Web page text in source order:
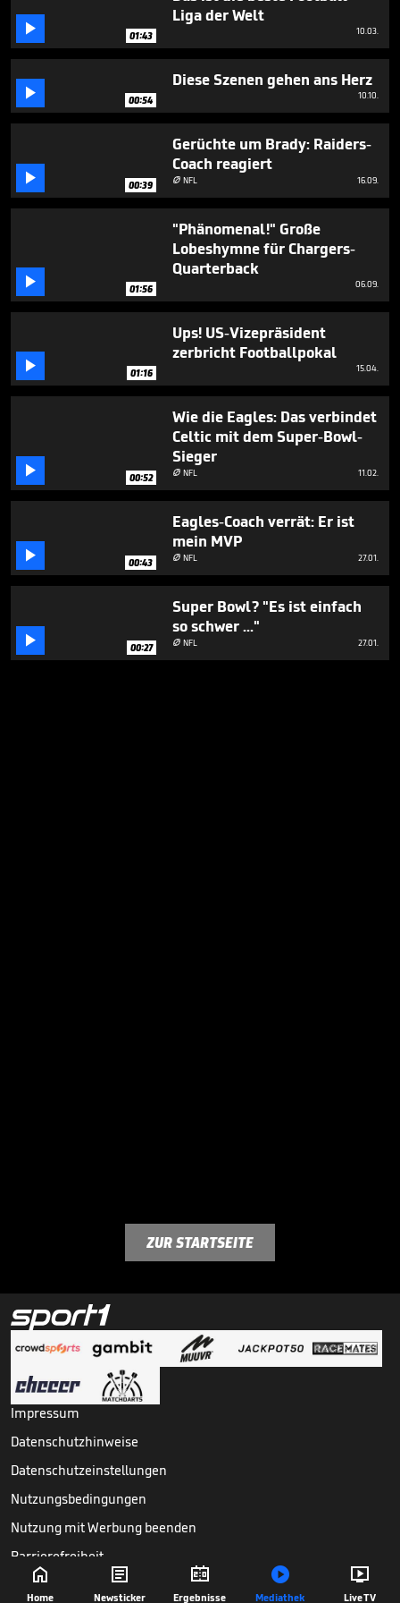
seconds
 01:43
Liga der Welt
10.03.
 00:54
Diese Szenen gehen ans Herz
10.10.
 00:39
Gerüchte um Brady: Raiders-
Coach reagiert
 NFL 16.09.
 01:56
"Phänomenal!" Große
Lobeshymne für Chargers-
Quarterback
06.09.
 01:16
Ups! US-Vizepräsident
zerbricht Footballpokal
15.04.
 00:52
Wie die Eagles: Das verbindet
Celtic mit dem Super-Bowl-
Sieger
 NFL 11.02.
 00:43
Eagles-Coach verrät: Er ist
mein MVP
 NFL 27.01.
 00:27
Super Bowl? "Es ist einfach
so schwer ..."
 NFL 27.01.

Home

Newsticker

Ergebnisse

Mediathek

Live TV
ZUR STARTSEITE
Impressum
Datenschutzhinweise
Datenschutzeinstellungen
Nutzungsbedingungen
Nutzung mit Werbung beenden
Barrierefreiheit
Copyright © Sport1 GmbH. Alle Rechte vorbehalten.